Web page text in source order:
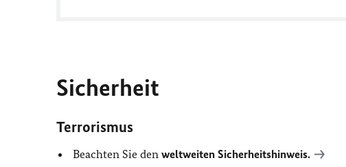
Sicherheit
Terrorismus
Beachten Sie denweltweiten Sicherheitshinweis.